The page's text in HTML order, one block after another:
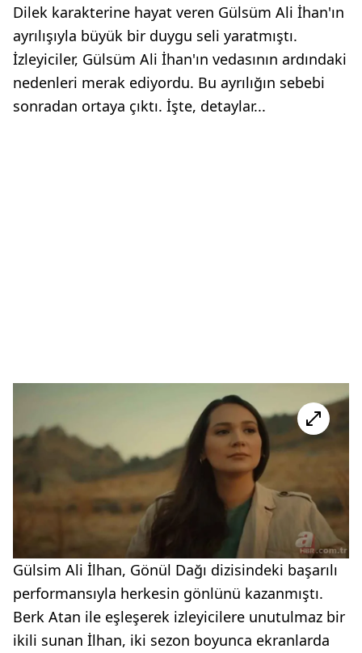
Dilek karakterine hayat veren Gülsüm Ali İhan'ın
ayrılışıyla büyük bir duygu seli yaratmıştı.
İzleyiciler, Gülsüm Ali İhan'ın vedasının ardındaki
nedenleri merak ediyordu. Bu ayrılığın sebebi
sonradan ortaya çıktı. İşte, detaylar...
Gülsim Ali İlhan, Gönül Dağı dizisindeki başarılı
performansıyla herkesin gönlünü kazanmıştı.
Berk Atan ile eşleşerek izleyicilere unutulmaz bir
ikili sunan İlhan, iki sezon boyunca ekranlarda